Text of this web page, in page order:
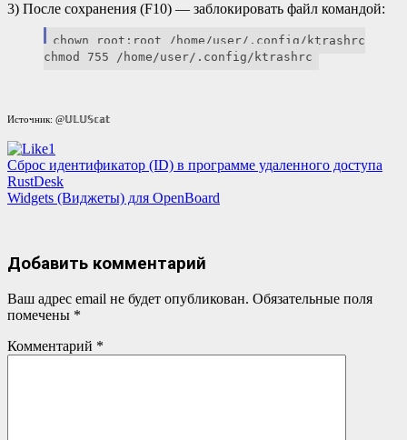
3) После сохранения (F10) — заблокировать файл командой:
chown root:root /home/user/.config/ktrashrc
chmod 755 /home/user/.config/ktrashrc
Источник: @𝕌𝕃𝕌𝕊𝕔𝕒𝕥
1
Навигация
по
Сброс идентификатор (ID) в программе удаленного доступа
RustDesk
Widgets (Виджеты) для OpenBoard
Добавить комментарий
Ваш адрес email не будет опубликован. Обязательные поля
помечены *
Комментарий *